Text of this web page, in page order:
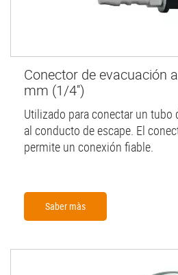
Conector de evacuación
mm (1/4'')
Utilizado para conectar un tubo
al conducto de escape. El
permite un conexión fiable.
Saber màs